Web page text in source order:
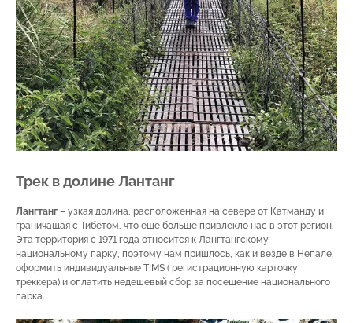
Трек в долине Лантанг
Лангтанг – узкая долина, расположенная на севере от Катманду и
граничащая с Тибетом, что еще больше привлекло нас в этот регион.
Эта территория с 1971 года относится к Лангтангскому
национальному парку, поэтому нам пришлось, как и везде в Непале,
оформить индивидуальные TIMS ( регистрационную карточку
треккера) и оплатить недешевый сбор за посещение национального
парка.